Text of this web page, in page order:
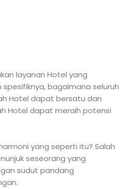
layanan Hotel yang
bagaimana seluruh
Hotel dapat bersatu dan
Hotel dapat meraih potensi
yang seperti itu? Salah
seseorang yang
sudut pandang